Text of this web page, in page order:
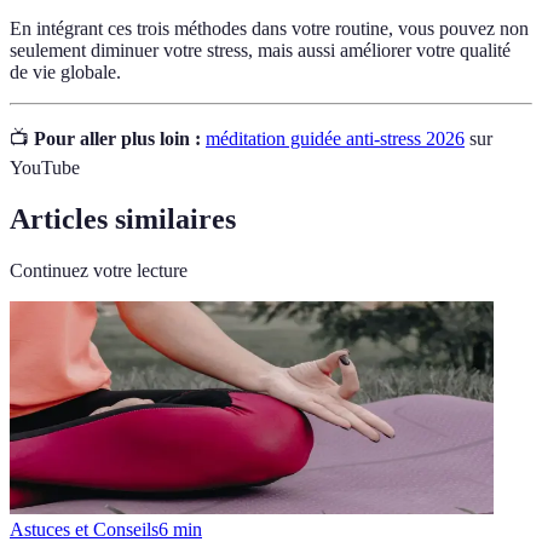
En intégrant ces trois méthodes dans votre routine, vous pouvez non
seulement diminuer votre stress, mais aussi améliorer votre qualité
de vie globale.
📺 Pour aller plus loin : méditation guidée anti-stress 2026 sur
YouTube
Articles similaires
Continuez votre lecture
Astuces et Conseils6 min